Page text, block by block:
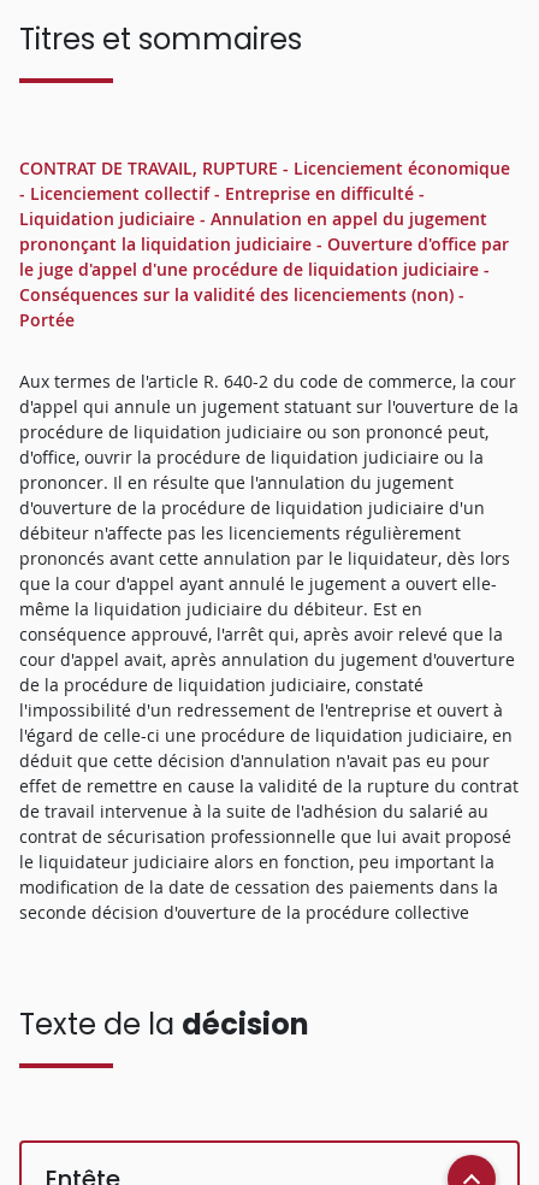
Titres et sommaires
CONTRAT DE TRAVAIL, RUPTURE - Licenciement économique
- Licenciement collectif - Entreprise en difficulté -
Liquidation judiciaire - Annulation en appel du jugement
prononçant la liquidation judiciaire - Ouverture d'office par
le juge d'appel d'une procédure de liquidation judiciaire -
Conséquences sur la validité des licenciements (non) -
Portée
Aux termes de l'article R. 640-2 du code de commerce, la cour
d'appel qui annule un jugement statuant sur l'ouverture de la
procédure de liquidation judiciaire ou son prononcé peut,
d'office, ouvrir la procédure de liquidation judiciaire ou la
prononcer. Il en résulte que l'annulation du jugement
d'ouverture de la procédure de liquidation judiciaire d'un
débiteur n'affecte pas les licenciements régulièrement
prononcés avant cette annulation par le liquidateur, dès lors
que la cour d'appel ayant annulé le jugement a ouvert elle-
même la liquidation judiciaire du débiteur. Est en
conséquence approuvé, l'arrêt qui, après avoir relevé que la
cour d'appel avait, après annulation du jugement d'ouverture
de la procédure de liquidation judiciaire, constaté
l'impossibilité d'un redressement de l'entreprise et ouvert à
l'égard de celle-ci une procédure de liquidation judiciaire, en
déduit que cette décision d'annulation n'avait pas eu pour
effet de remettre en cause la validité de la rupture du contrat
de travail intervenue à la suite de l'adhésion du salarié au
contrat de sécurisation professionnelle que lui avait proposé
le liquidateur judiciaire alors en fonction, peu important la
modification de la date de cessation des paiements dans la
seconde décision d'ouverture de la procédure collective
Texte de la décision